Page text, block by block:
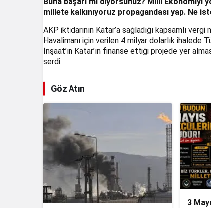
Buna başarı mı diyorsunuz? Milli Ekonomiyi
millete kalkınıyoruz propagandası yap. Ne
AKP iktidarının Katar’a sağladığı kapsamlı
Havalimanı için verilen 4 milyar dolarlık ihalede
İnşaat’ın Katar’ın finanse ettiği projede yer
serdi.
Göz Atın
3